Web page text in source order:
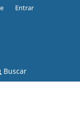
Buscar
Entrar